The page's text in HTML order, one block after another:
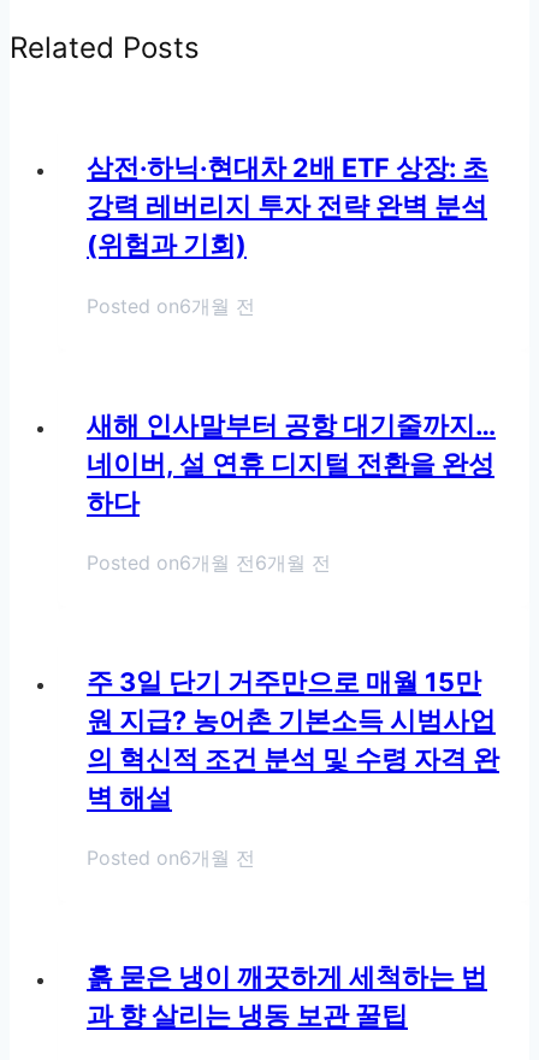
Related Posts
삼전·하닉·현대차 2배 ETF 상장: 초
강력 레버리지 투자 전략 완벽 분석
(위험과 기회)
Posted on6개월 전
새해 인사말부터 공항 대기줄까지…
네이버, 설 연휴 디지털 전환을 완성
하다
Posted on6개월 전6개월 전
주 3일 단기 거주만으로 매월 15만
원 지급? 농어촌 기본소득 시범사업
의 혁신적 조건 분석 및 수령 자격 완
벽 해설
Posted on6개월 전
흙 묻은 냉이 깨끗하게 세척하는 법
과 향 살리는 냉동 보관 꿀팁